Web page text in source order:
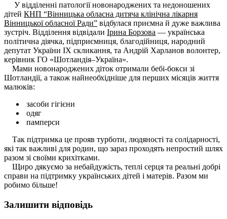
У відділенні патології новонароджених та недоношених
дітей КНП “Вінницька обласна дитяча клінічна лікарня
Вінницької обласної Ради” відбулася приємна й дуже важлива
зустріч. Відділення відвідали Ірина Борзова — українська
політична діячка, підприємниця, благодійниця, народний
депутат України ІХ скликання, та Андрій Харланов волонтер,
керівник ГО «Шотландія–Україна».
Мами новонароджених діток отримали бебі-бокси зі
Шотландії, а також найнеобхідніше для перших місяців життя
малюків:
засоби гігієни
одяг
памперси
Так підтримка це прояв турботи, людяності та солідарності,
які так важливі для родин, що зараз проходять непростий шлях
разом зі своїми крихітками.
Щиро дякуємо за небайдужість, теплі серця та реальні добрі
справи на підтримку українських дітей і матерів. Разом ми
робимо більше!
Залишити відповідь